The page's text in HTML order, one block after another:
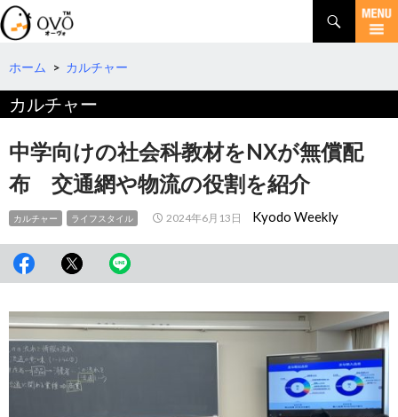
検
索
コ
テ
ツ
へ
動
ホーム > カルチャー
カルチャー
中学向けの社会科教材をNXが無償配
布 交通網や物流の役割を紹介
カルチャー ライフスタイル 2024年6月13日 Kyodo Weekly